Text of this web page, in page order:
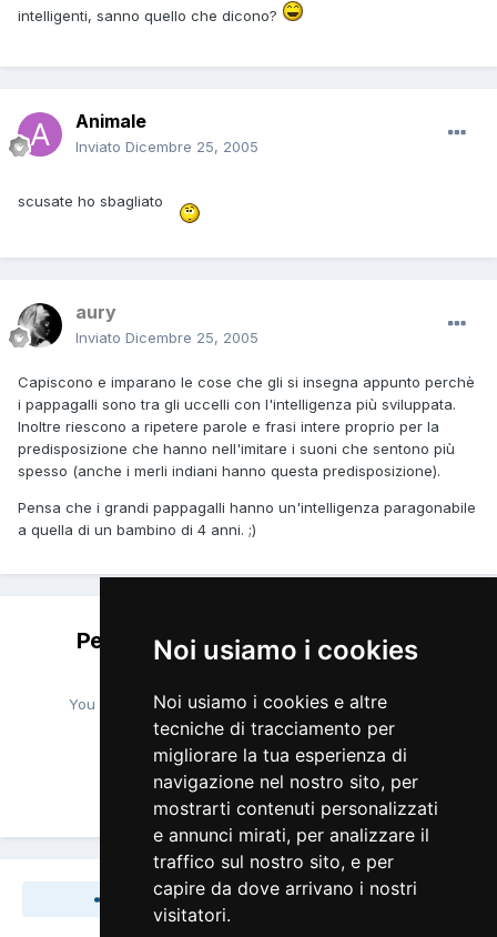
Noi usiamo i cookies
Noi usiamo i cookies e altre
tecniche di tracciamento per
migliorare la tua esperienza di
navigazione nel nostro sito, per
mostrarti contenuti personalizzati
e annunci mirati, per analizzare il
traffico sul nostro sito, e per
capire da dove arrivano i nostri
visitatori.
intelligenti, sanno quello che dicono?
Animale
Inviato Dicembre 25, 2005
scusate ho sbagliato
aury
Inviato Dicembre 25, 2005
Capiscono e imparano le cose che gli si insegna appunto perchè
i pappagalli sono tra gli uccelli con l'intelligenza più sviluppata.
Inoltre riescono a ripetere parole e frasi intere proprio per la
predisposizione che hanno nell'imitare i suoni che sentono più
spesso (anche i merli indiani hanno questa predisposizione).
Pensa che i grandi pappagalli hanno un'intelligenza paragonabile
a quella di un bambino di 4 anni. ;)
Per favore accedi per lasciare un
commento
You will be able to leave a comment after signing in
Accedi Ora
Seguaci